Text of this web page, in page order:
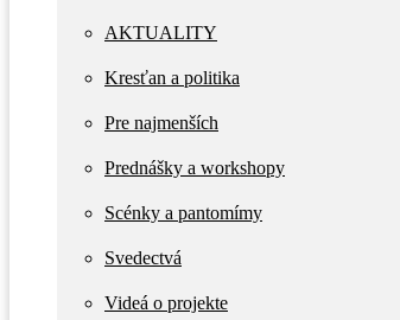
AKTUALITY
Kresťan a politika
Pre najmenších
Prednášky a workshopy
Scénky a pantomímy
Svedectvá
Videá o projekte